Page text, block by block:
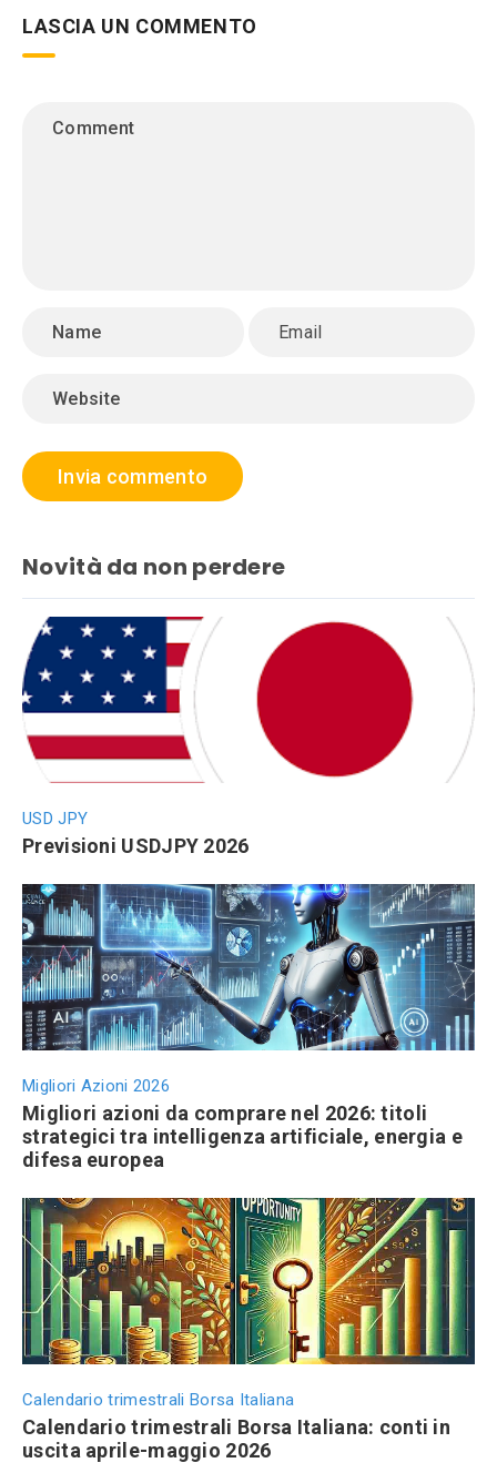
LASCIA UN COMMENTO
Novità da non perdere
USD JPY
Previsioni USDJPY 2026
Migliori Azioni 2026
Migliori azioni da comprare nel 2026: titoli
strategici tra intelligenza artificiale, energia e
difesa europea
Calendario trimestrali Borsa Italiana
Calendario trimestrali Borsa Italiana: conti in
uscita aprile-maggio 2026